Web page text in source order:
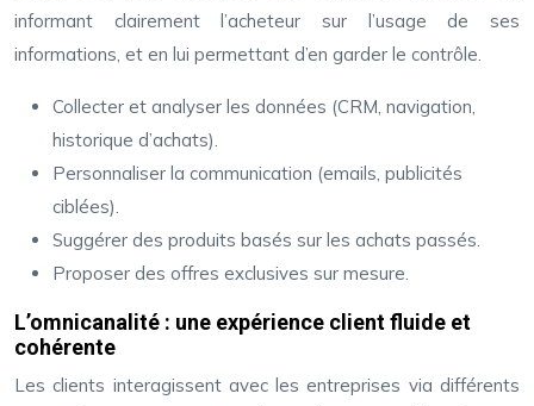
informant clairement l’acheteur sur l’usage de ses
informations, et en lui permettant d’en garder le contrôle.
Collecter et analyser les données (CRM, navigation,
historique d’achats).
Personnaliser la communication (emails, publicités
ciblées).
Suggérer des produits basés sur les achats passés.
Proposer des offres exclusives sur mesure.
L’omnicanalité : une expérience client fluide et
cohérente
Les clients interagissent avec les entreprises via différents